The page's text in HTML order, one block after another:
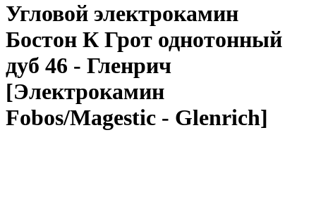
Угловой электрокамин
Бостон К Грот однотонный
дуб 46 - Гленрич
[Электрокамин
Fobos/Magestic - Glenrich]